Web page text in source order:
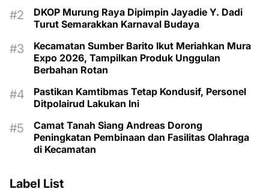
DKOP Murung Raya Dipimpin Jayadie Y. Dadi
Turut Semarakkan Karnaval Budaya
Kecamatan Sumber Barito Ikut Meriahkan Mura
Expo 2026, Tampilkan Produk Unggulan
Berbahan Rotan
Pastikan Kamtibmas Tetap Kondusif, Personel
Ditpolairud Lakukan Ini
Camat Tanah Siang Andreas Dorong
Peningkatan Pembinaan dan Fasilitas Olahraga
di Kecamatan
Label List